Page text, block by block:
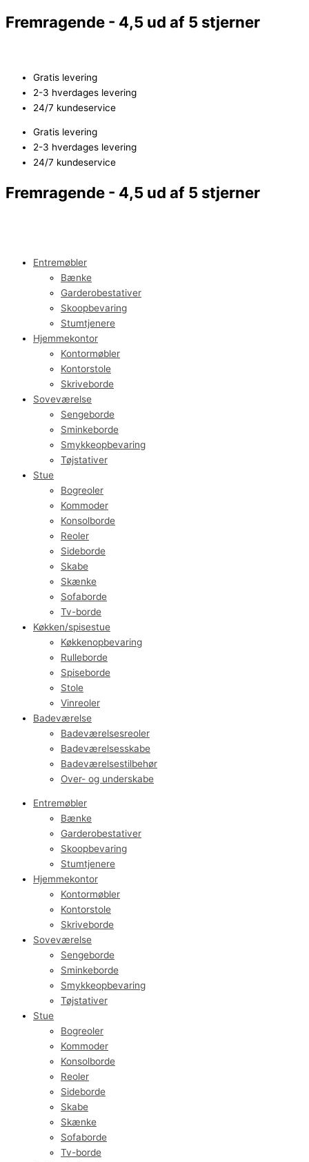
til
Fremragende - 4,5 ud af 5 stjerner
Gratis levering
2-3 hverdages levering
24/7 kundeservice
Gratis levering
2-3 hverdages levering
24/7 kundeservice
Fremragende - 4,5 ud af 5 stjerner
Entremøbler
Bænke
Garderobestativer
Skoopbevaring
Stumtjenere
Hjemmekontor
Kontormøbler
Kontorstole
Skriveborde
Soveværelse
Sengeborde
Sminkeborde
Smykkeopbevaring
Tøjstativer
Stue
Bogreoler
Kommoder
Konsolborde
Reoler
Sideborde
Skabe
Skænke
Sofaborde
Tv-borde
Køkken/spisestue
Køkkenopbevaring
Rulleborde
Spiseborde
Stole
Vinreoler
Badeværelse
Badeværelsesreoler
Badeværelsesskabe
Badeværelsestilbehør
Over- og underskabe
Entremøbler
Bænke
Garderobestativer
Skoopbevaring
Stumtjenere
Hjemmekontor
Kontormøbler
Kontorstole
Skriveborde
Soveværelse
Sengeborde
Sminkeborde
Smykkeopbevaring
Tøjstativer
Stue
Bogreoler
Kommoder
Konsolborde
Reoler
Sideborde
Skabe
Skænke
Sofaborde
Tv-borde
oprindelige
aktuelle
med
oprindelige
aktuelle